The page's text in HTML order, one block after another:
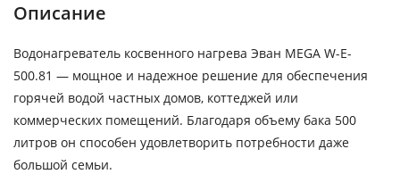
Описание
Водонагреватель косвенного нагрева Эван MEGA W-E-
500.81 — мощное и надежное решение для обеспечения
горячей водой частных домов, коттеджей или
коммерческих помещений. Благодаря объему бака 500
литров он способен удовлетворить потребности даже
большой семьи.